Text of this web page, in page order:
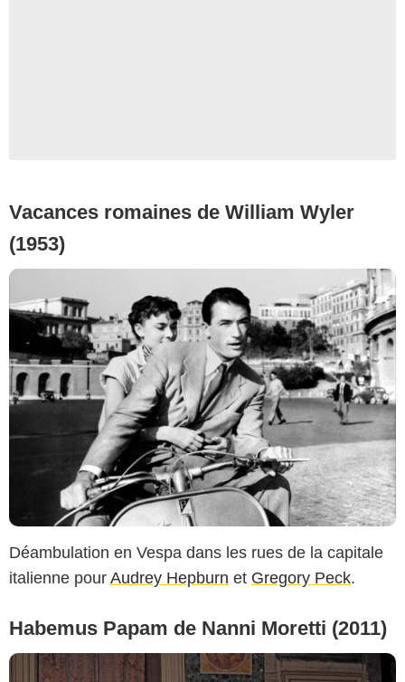
Vacances romaines de William Wyler
(1953)
Déambulation en Vespa dans les rues de la capitale
italienne pour Audrey Hepburn et Gregory Peck.
Habemus Papam de Nanni Moretti (2011)